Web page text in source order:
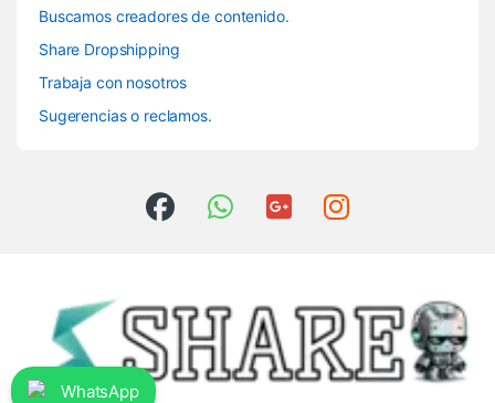
Buscamos creadores de contenido.
Share Dropshipping
Trabaja con nosotros
Sugerencias o reclamos.
WhatsApp